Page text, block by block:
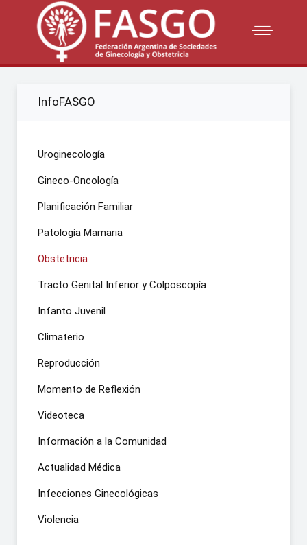
InfoFASGO
Uroginecología
Gineco-Oncología
Planificación Familiar
Patología Mamaria
Obstetricia
Tracto Genital Inferior y Colposcopía
Infanto Juvenil
Climaterio
Reproducción
Momento de Reflexión
Videoteca
Información a la Comunidad
Actualidad Médica
Infecciones Ginecológicas
Violencia